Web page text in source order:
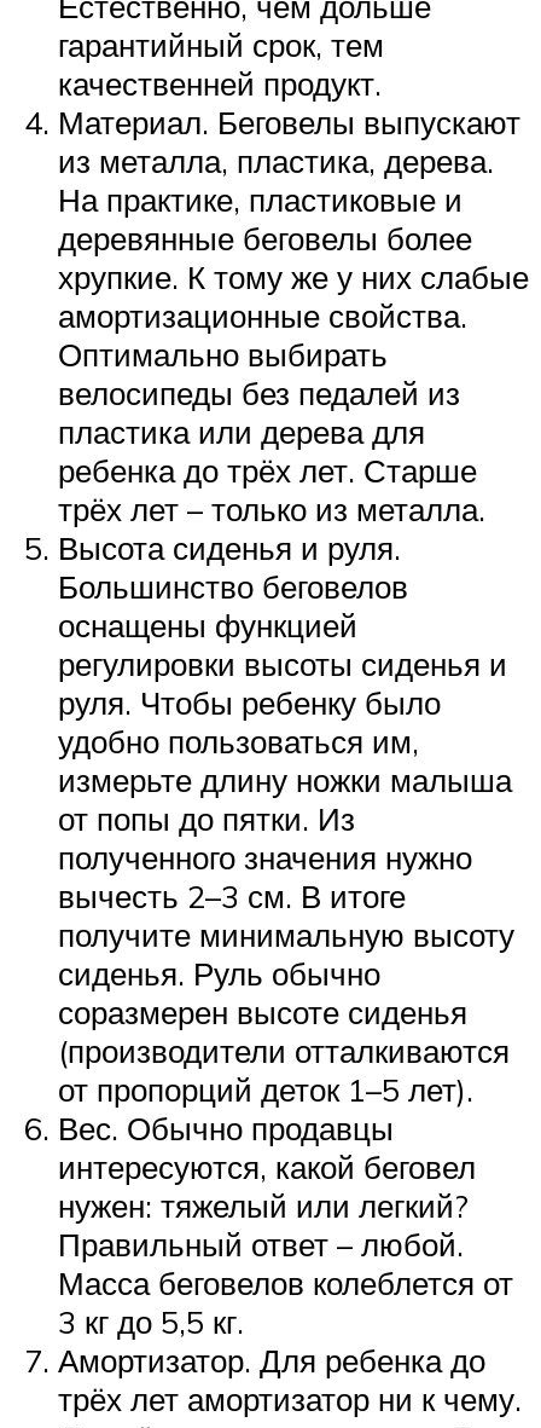
гарантийный срок, тем
качественней продукт.
Материал. Беговелы выпускают
из металла, пластика, дерева.
На практике, пластиковые и
деревянные беговелы более
хрупкие. К тому же у них слабые
амортизационные свойства.
Оптимально выбирать
велосипеды без педалей из
пластика или дерева для
ребенка до трёх лет. Старше
трёх лет – только из металла.
Высота сиденья и руля.
Большинство беговелов
оснащены функцией
регулировки высоты сиденья и
руля. Чтобы ребенку было
удобно пользоваться им,
измерьте длину ножки малыша
от попы до пятки. Из
полученного значения нужно
вычесть 2–3 см. В итоге
получите минимальную высоту
сиденья. Руль обычно
соразмерен высоте сиденья
(производители отталкиваются
от пропорций деток 1–5 лет).
Вес. Обычно продавцы
интересуются, какой беговел
нужен: тяжелый или легкий?
Правильный ответ – любой.
Масса беговелов колеблется от
3 кг до 5,5 кг.
Амортизатор. Для ребенка до
трёх лет амортизатор ни к чему.